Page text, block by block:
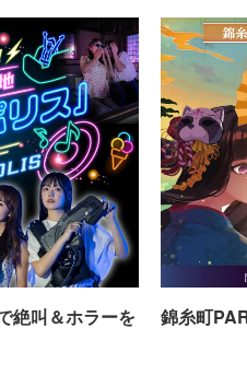
絶叫＆ホラーを
錦糸町